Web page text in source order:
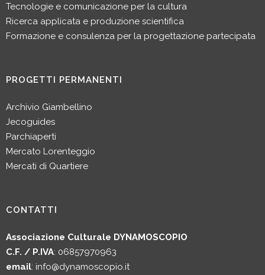
Tecnologie e comunicazione per la cultura
Ricerca applicata e produzione scientifica
Formazione e consulenza per la progettazione partecipata
PROGETTI PERMANENTI
Archivio Giambellino
Jecoguides
Parchiaperti
Mercato Lorenteggio
Mercati di Quartiere
CONTATTI
Associazione Culturale DYNAMOSCOPIO
C.F. / P.IVA: 06857970963
email: info@dynamoscopio.it